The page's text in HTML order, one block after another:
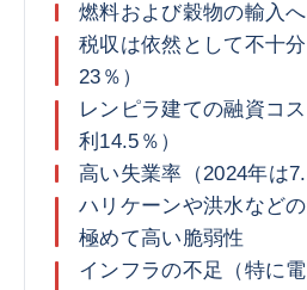
燃料および穀物の輸入
税収は依然として不十
23％）
レンピラ建ての融資コ
利14.5％）
高い失業率（2024年は
ハリケーンや洪水など
極めて高い脆弱性
インフラの不足（特に